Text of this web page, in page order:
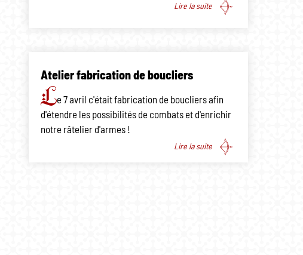
Lire la suite
Atelier fabrication de boucliers
Le 7 avril c'était fabrication de boucliers afin
d'étendre les possibilités de combats et d'enrichir
notre râtelier d'armes !
Lire la suite